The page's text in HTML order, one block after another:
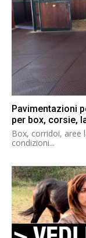
Pavimentazioni
per box, corsie,
Box, corridoi, aree
condizioni...